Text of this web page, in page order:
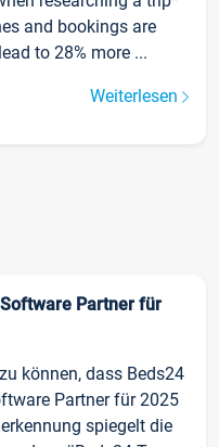
and bookings are
to 28% more ...
Weiterlesen
Partner für
können, dass Beds24
Partner für 2025
spiegelt die